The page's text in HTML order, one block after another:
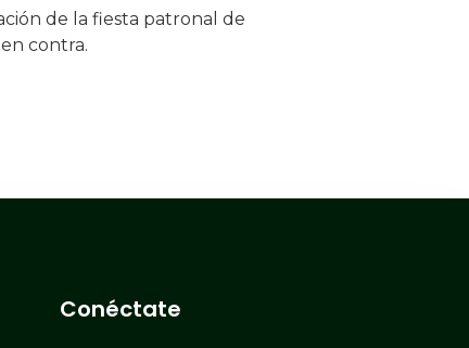
de la fiesta patronal de
contra.
Conéctate